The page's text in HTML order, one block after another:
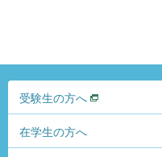
受験生の方へ
在学生の方へ